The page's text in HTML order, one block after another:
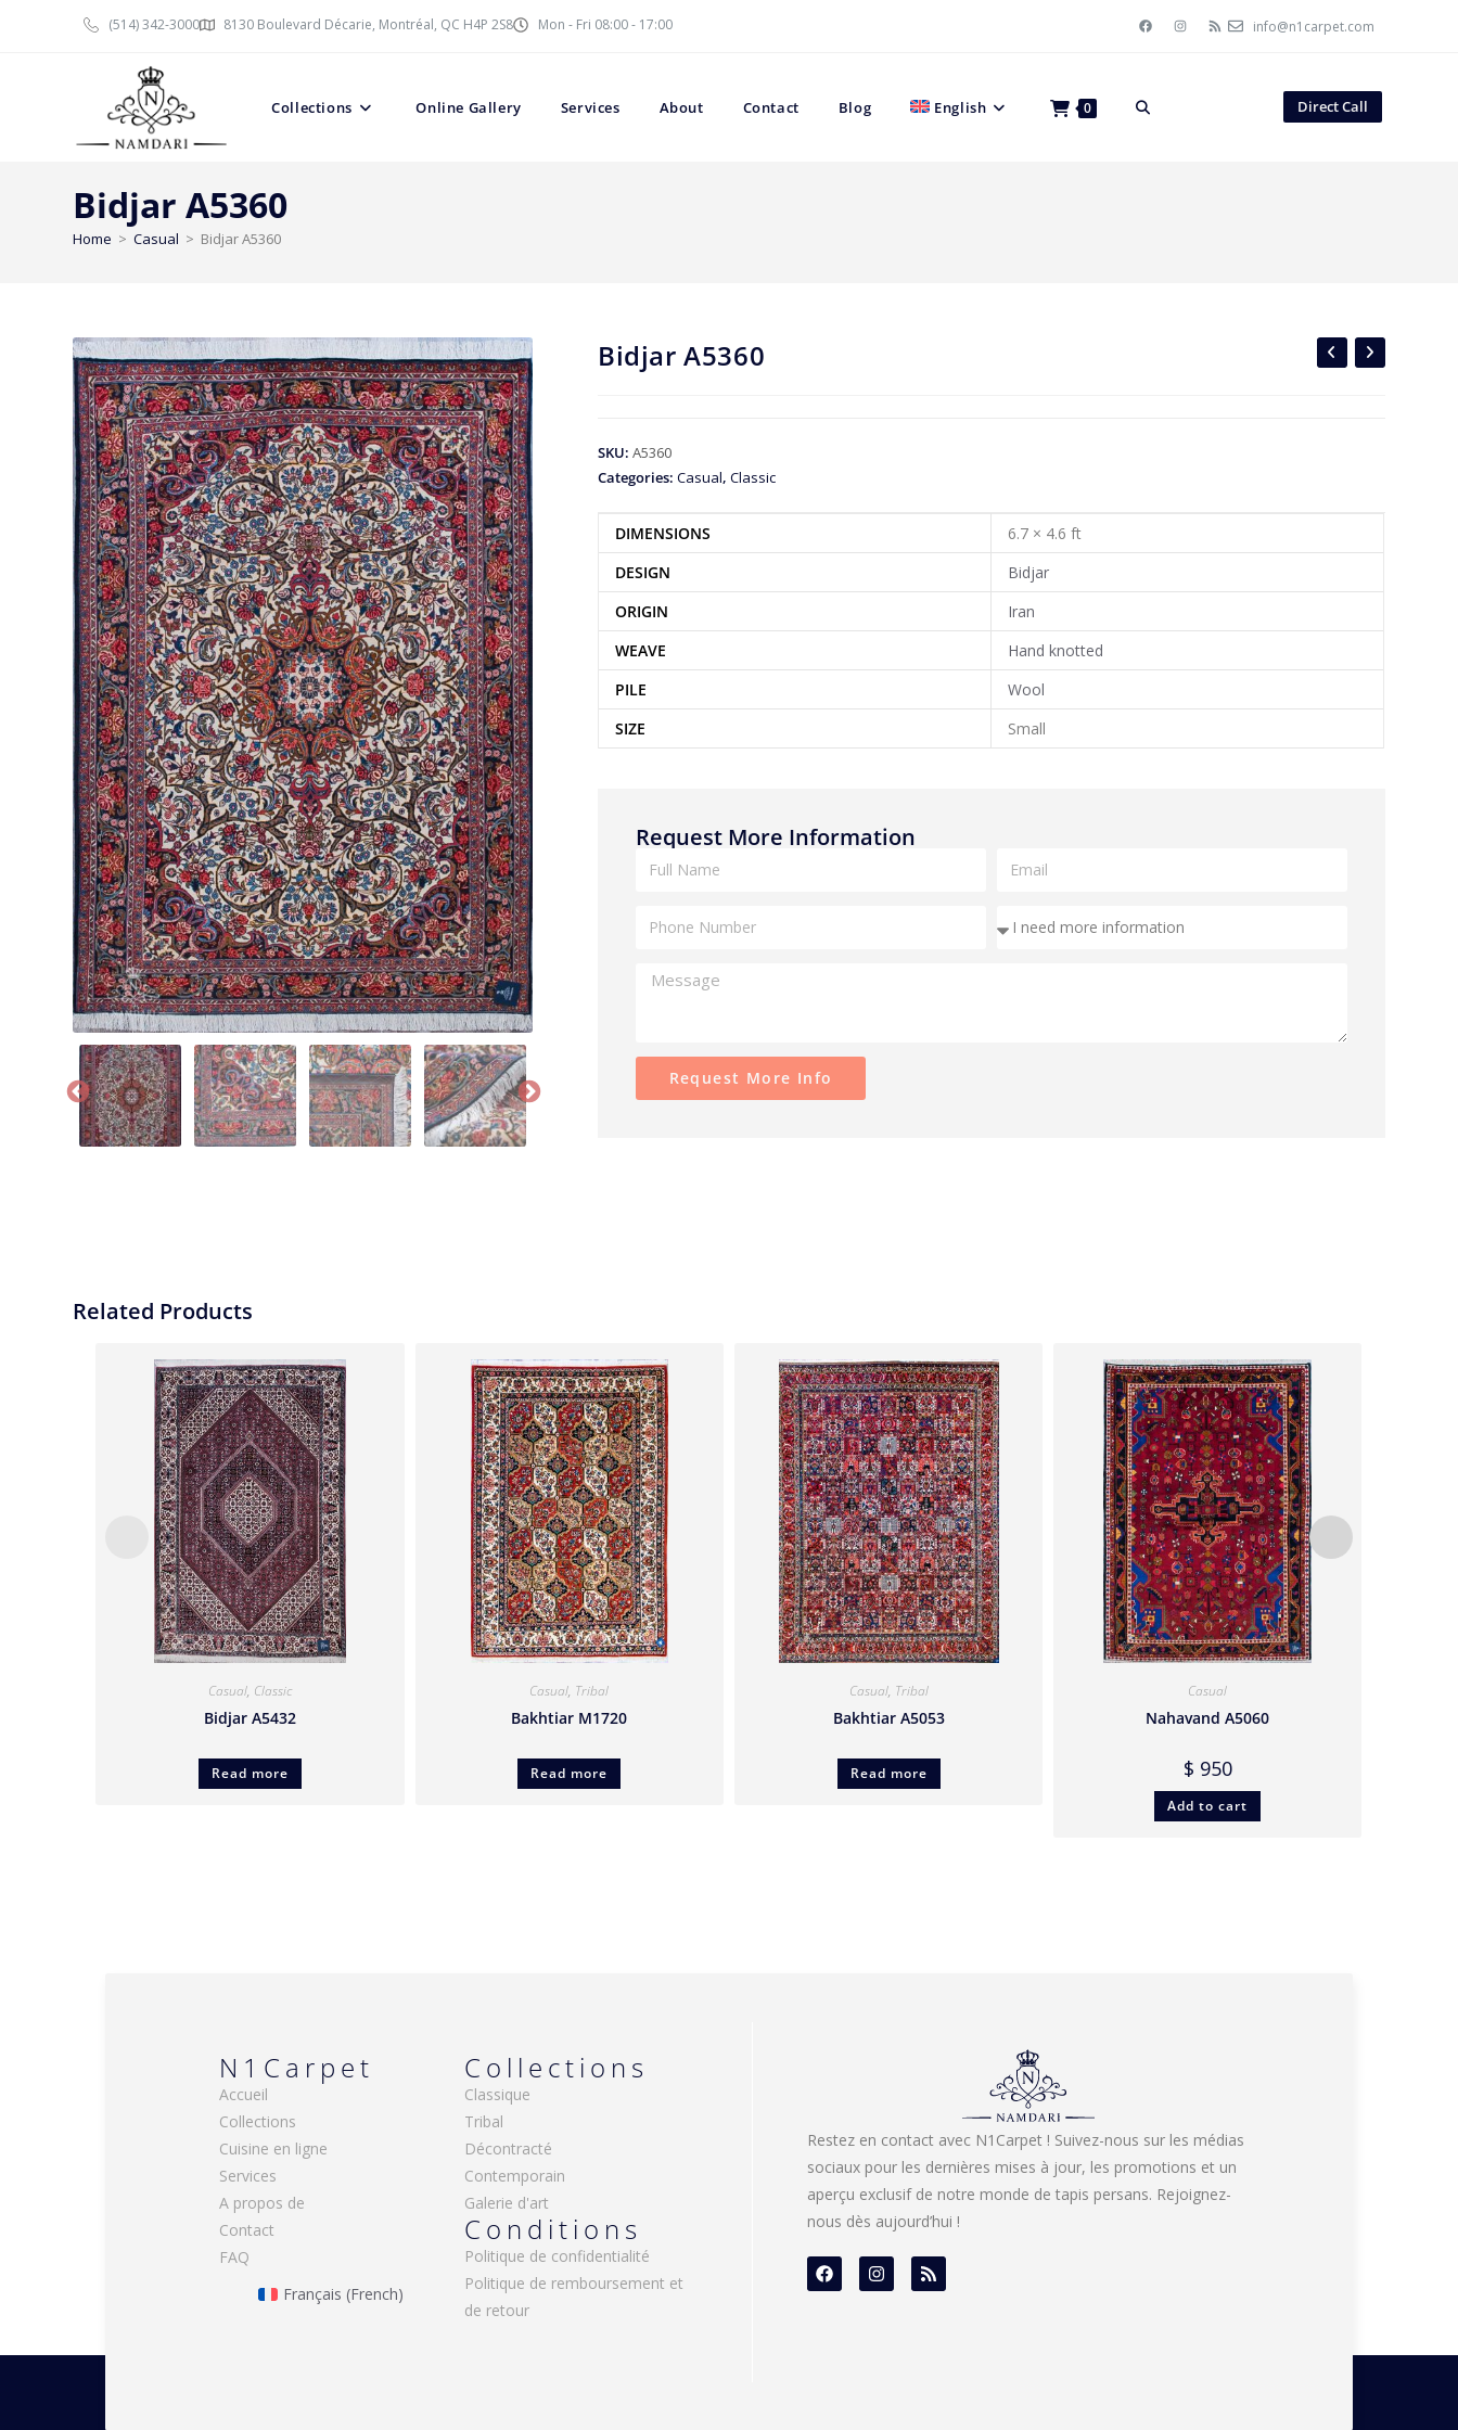
(514) 342-3000 8130 Boulevard Décarie, Montréal, QC H4P 2S8 Mon - Fri 08:00 - 17:00 info@n1carpet.com
Direct Call
Collections Online Gallery Services About Contact Blog English 0
Bidjar A5360
Home > Casual > Bidjar A5360
Bidjar A5360
SKU:A5360
Categories:Casual,Classic
DIMENSIONS
6.7 × 4.6 ft
DESIGN
Bidjar
ORIGIN
Iran
WEAVE
Hand knotted
PILE
Wool
SIZE
Small
Request More Information
Request More Info
Related Products
Casual, Classic
Bidjar A5432
Read more
Casual, Tribal
Bakhtiar M1720
Read more
Casual, Tribal
Bakhtiar A5053
Read more
Casual
Nahavand A5060
$ 950
Add to cart
N1Carpet
Accueil
Collections
Cuisine en ligne
Services
A propos de
Contact
FAQ
Français (French)
Collections
Classique
Tribal
Décontracté
Contemporain
Galerie d'art
Conditions
Politique de confidentialité
Politique de remboursement et
de retour
Restez en contact avec N1Carpet ! Suivez-nous sur les médias
sociaux pour les dernières mises à jour, les promotions et un
aperçu exclusif de notre monde de tapis persans. Rejoignez-
nous dès aujourd’hui !